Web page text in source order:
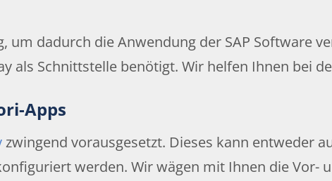
um dadurch die Anwendung der SAP Software
als Schnittstelle benötigt. Wir helfen Ihnen bei
Apps
zwingend vorausgesetzt. Dieses kann entweder
werden. Wir wägen mit Ihnen die Vor-